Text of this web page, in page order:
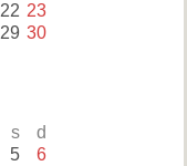
22 23
29 30
s d
5 6